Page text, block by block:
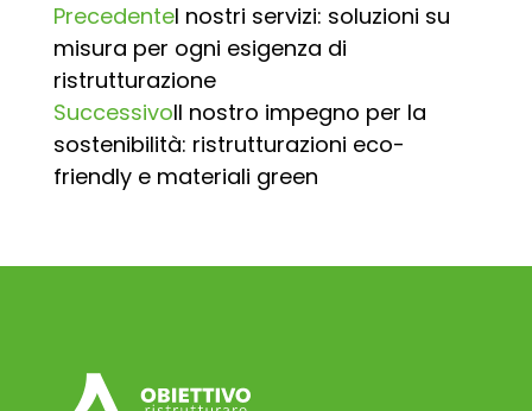
PrecedenteI nostri servizi: soluzioni su
misura per ogni esigenza di
ristrutturazione
SuccessivoIl nostro impegno per la
sostenibilità: ristrutturazioni eco-
friendly e materiali green